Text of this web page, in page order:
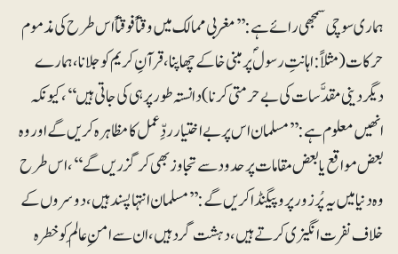
ہماری سوچی سمجھی رائے ہے :’’مغربی ممالک میں وقتاً فوقتاً اس طرح کی مذموم
حرکات (مثلاً: اہانتِ رسولؐ پر مبنی خاکے چھاپنا، قرآنِ کریم کو جلانا ، ہمارے
دیگر دینی مقدَّسات کی بے حرمتی کرنا) دانستہ طور پر ہی کی جاتی ہیں‘‘ ، کیونکہ
انھیں معلوم ہے : ’’مسلمان اس پر بے اختیار ردِّعمل کا مظاہرہ کریں گے اور وہ
بعض مواقع یابعض مقامات پر حدود سے تجاوز بھی کر گزریں گے ‘‘، اس طرح
وہ دنیا میں یہ پُرزور پروپیگنڈا کریں گے :’’مسلمان انتہا پسند ہیں، دوسروں کے
خلاف نفرت انگیزی کرتے ہیں، دہشت گرد ہیں ، ان سے امنِ عالَم کو خطرہ